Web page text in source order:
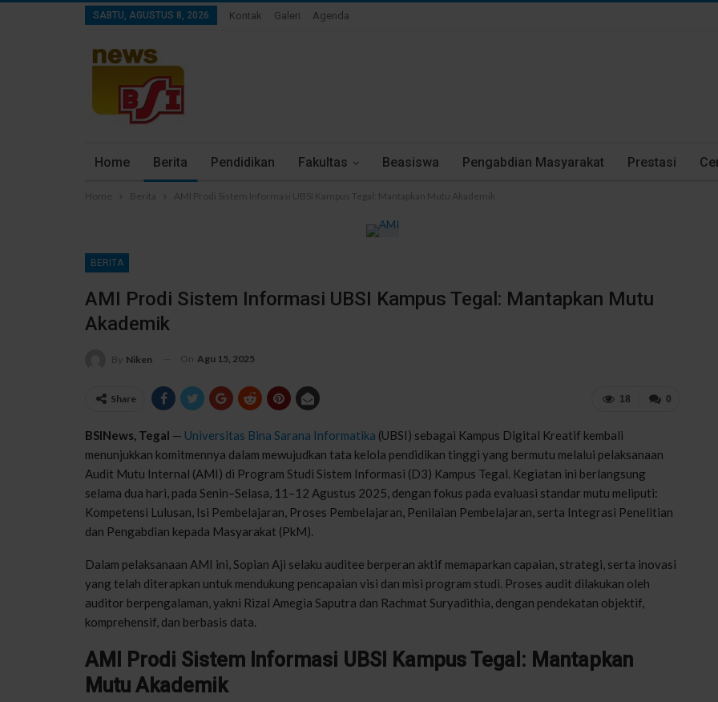
SABTU, AGUSTUS 8, 2026 Kontak Galeri Agenda
Home Berita Pendidikan Fakultas Beasiswa Pengabdian Masyarakat Prestasi
Home Berita AMI Prodi Sistem Informasi UBSI Kampus Tegal: Mantapkan Mutu Akademik
BERITA
AMI Prodi Sistem Informasi UBSI Kampus Tegal: Mantapkan Mutu
Akademik
By Niken On Agu 15, 2025
0
18
Share
BSINews, Tegal — Universitas Bina Sarana Informatika (UBSI) sebagai Kampus Digital Kreatif kembali
menunjukkan komitmennya dalam mewujudkan tata kelola pendidikan tinggi yang bermutu melalui pelaksanaan
Audit Mutu Internal (AMI) di Program Studi Sistem Informasi (D3) Kampus Tegal. Kegiatan ini berlangsung
selama dua hari, pada Senin–Selasa, 11–12 Agustus 2025, dengan fokus pada evaluasi standar mutu meliputi:
Kompetensi Lulusan, Isi Pembelajaran, Proses Pembelajaran, Penilaian Pembelajaran, serta Integrasi Penelitian
dan Pengabdian kepada Masyarakat (PkM).
Dalam pelaksanaan AMI ini, Sopian Aji selaku auditee berperan aktif memaparkan capaian, strategi, serta inovasi
yang telah diterapkan untuk mendukung pencapaian visi dan misi program studi. Proses audit dilakukan oleh
auditor berpengalaman, yakni Rizal Amegia Saputra dan Rachmat Suryadithia, dengan pendekatan objektif,
komprehensif, dan berbasis data.
AMI Prodi Sistem Informasi UBSI Kampus Tegal: Mantapkan
Mutu Akademik